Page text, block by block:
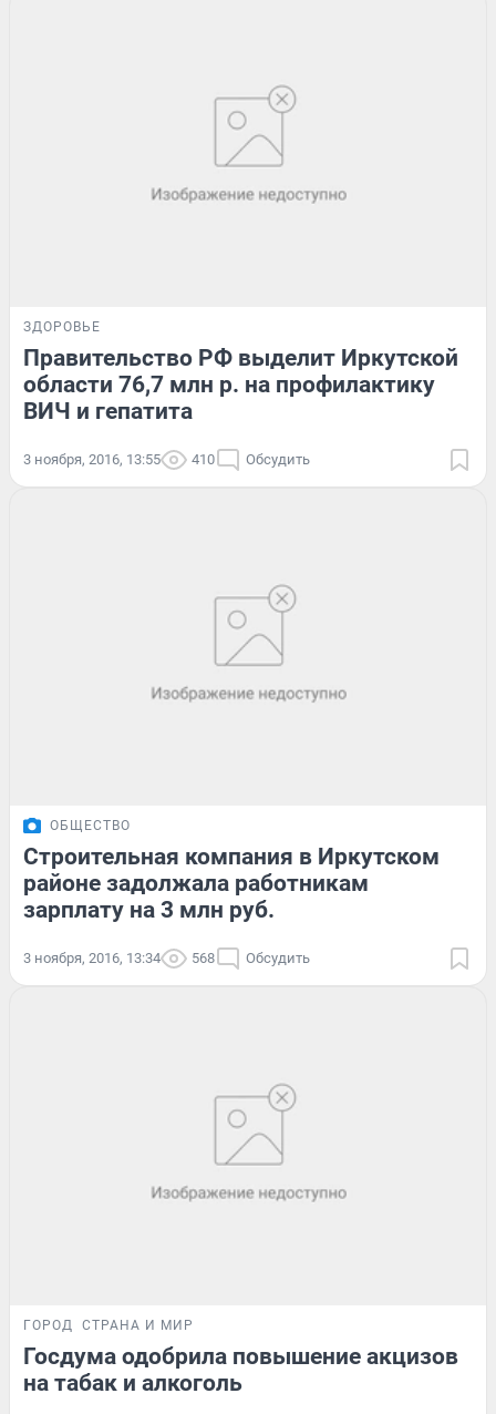
ЗДОРОВЬЕ
Правительство РФ выделит Иркутской
области 76,7 млн р. на профилактику
ВИЧ и гепатита
3 ноября, 2016, 13:55 410 Обсудить
ОБЩЕСТВО
Строительная компания в Иркутском
районе задолжала работникам
зарплату на 3 млн руб.
3 ноября, 2016, 13:34 568 Обсудить
ГОРОД СТРАНА И МИР
Госдума одобрила повышение акцизов
на табак и алкоголь